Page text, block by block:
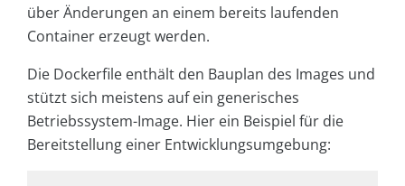
über Änderungen an einem bereits laufenden
Container erzeugt werden.
Die Dockerfile enthält den Bauplan des Images und
stützt sich meistens auf ein generisches
Betriebssystem-Image. Hier ein Beispiel für die
Bereitstellung einer Entwicklungsumgebung: